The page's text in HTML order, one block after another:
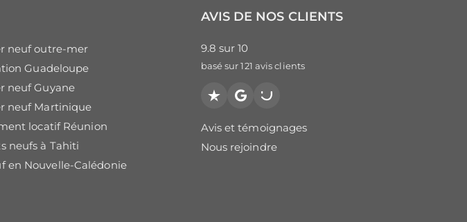
neuf outre-mer
Guadeloupe
neuf Guyane
neuf Martinique
locatif Réunion
neufs à Tahiti
en Nouvelle-Calédonie
AVIS DE NOS CLIENTS
9.8 sur10
basé sur121 avis clients
Trustpilot
GooglePagesJaunes
Avis et témoignages
Nous rejoindre